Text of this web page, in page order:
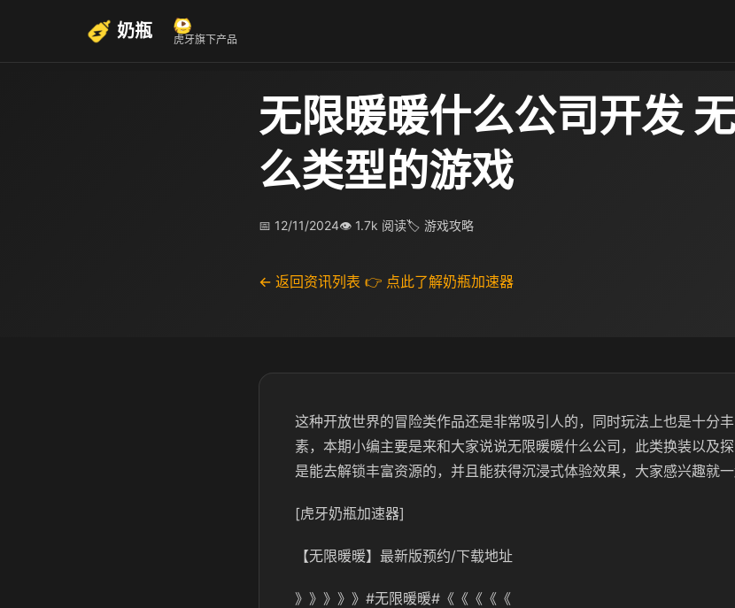
奶瓶 虎牙旗下产品
无限暖暖什么公司开发
么类型的游戏
📅 12/11/2024👁 1.7k 阅读🏷 游戏攻略
← 返回资讯列表 👉 点此了解奶瓶加速器
这种开放世界的冒险类作品还是非常吸引人的，同时玩法上也是十分
素，本期小编主要是来和大家说说无限暖暖什么公司，此类换装以及
是能去解锁丰富资源的，并且能获得沉浸式体验效果，大家感兴趣就一
[虎牙奶瓶加速器]
【无限暖暖】最新版预约/下载地址
》》》》》#无限暖暖#《《《《《